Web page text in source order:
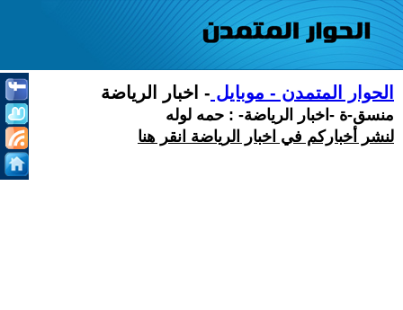
الحوار المتمدن - موبايل - اخبار الرياضة
منسق-ة -اخبار الرياضة- : حمه لوله
لنشر أخباركم في اخبار الرياضة انقر هنا